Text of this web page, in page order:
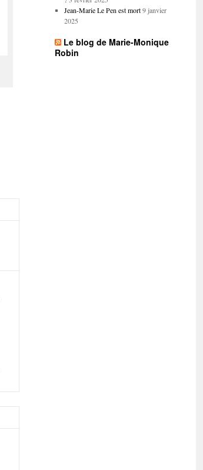
Jean-Marie Le Pen est mort 9 janvier
2025
Le blog de Marie-Monique
Robin